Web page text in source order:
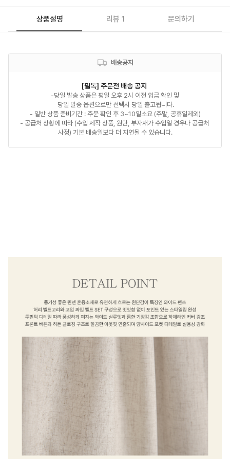
상품설명 리뷰 1 문의하기
배송공지
[필독] 주문전 배송 공지
-당일 발송 상품은 평일 오후 2시 이전 입금 확인 및
- 일반 상품 준비기간 : 주문 확인 후 3~10일소요 (주말, 공휴일제외)
- 공급처 상황에 따라 (수입 제작 상품, 원단, 부자재가 수입일 경우나 공급처
사정) 기본 배송일보다 더 지연될 수 있습니다.